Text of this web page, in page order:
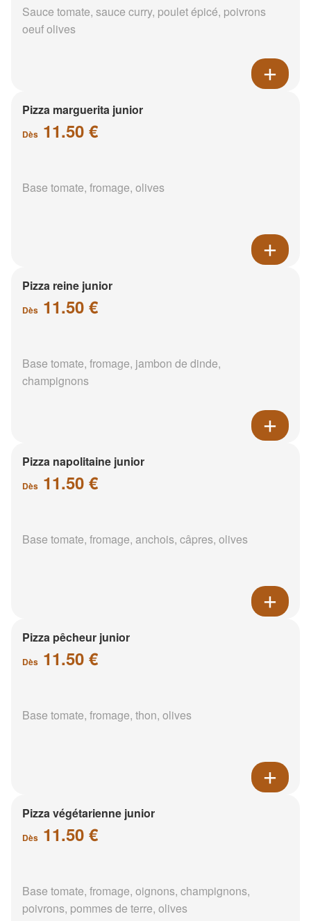
Sauce tomate, sauce curry, poulet épicé, poivrons
oeuf olives
Pizza marguerita junior
Dès 11.50 €
Base tomate, fromage, olives
Pizza reine junior
Dès 11.50 €
Base tomate, fromage, jambon de dinde,
champignons
Pizza napolitaine junior
Dès 11.50 €
Base tomate, fromage, anchois, câpres, olives
Pizza pêcheur junior
Dès 11.50 €
Base tomate, fromage, thon, olives
Pizza végétarienne junior
Dès 11.50 €
Base tomate, fromage, oignons, champignons,
poivrons, pommes de terre, olives